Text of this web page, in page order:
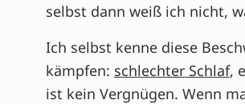
selbst dann weiß ich nicht,
Ich selbst kenne diese
kämpfen: schlechter Schlaf,
ist kein Vergnügen. Wenn